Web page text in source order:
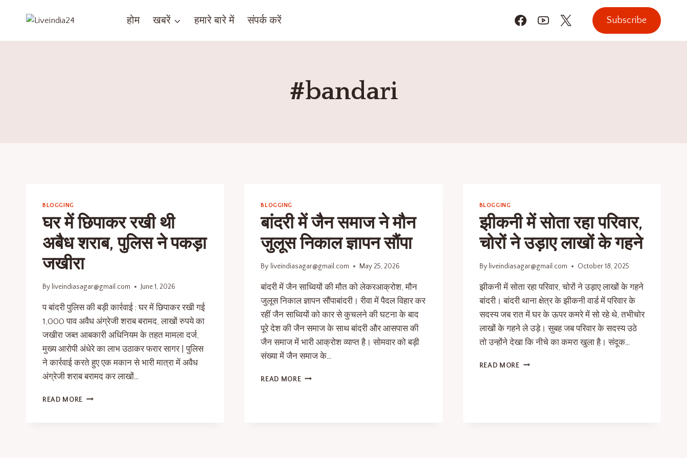
होम खबरें हमारे बारे में संपर्क करें Subscribe
#bandari
BLOGGING
घर में छिपाकर रखी थी
अबैध शराब, पुलिस ने पकड़ा
जखीरा
By liveindiasagar@gmail.com June 1, 2026
प बांदरी पुलिस की बड़ी कार्रवाई : घर में छिपाकर रखी गई
1,000 पाव अवैध अंग्रेजी शराब बरामद, लाखों रुपये का
जखीरा जब्त आबकारी अधिनियम के तहत मामला दर्ज,
मुख्य आरोपी अंधेरे का लाभ उठाकर फरार सागर | पुलिस
ने कार्रवाई करते हुए एक मकान से भारी मात्रा में अवैध
अंग्रेजी शराब बरामद कर लाखों…
READ MORE
BLOGGING
बांदरी में जैन समाज ने मौन
जुलूस निकाल ज्ञापन सौंपा
By liveindiasagar@gmail.com May 25, 2026
बांदरी में जैन साध्वियों की मौत को लेकरआक्रोश, मौन
जुलूस निकाल ज्ञापन सौंपाबांदरी। रीवा में पैदल विहार कर
रहीं जैन साध्वियों को कार से कुचलने की घटना के बाद
पूरे देश की जैन समाज के साथ बांदरी और आसपास की
जैन समाज में भारी आक्रोश व्याप्त है। सोमवार को बड़ी
संख्या में जैन समाज के…
READ MORE
BLOGGING
झीकनी में सोता रहा परिवार,
चोरों ने उड़ाए लाखों के गहने
By liveindiasagar@gmail.com October 18, 2025
झीकनी में सोता रहा परिवार, चोरों ने उड़ाए लाखों के गहने
बांदरी। बांदरी थाना क्षेत्र के झीकनी वार्ड में परिवार के
सदस्य जब रात में घर के ऊपर कमरे में सो रहे थे, तभीचोर
लाखों के गहने ले उड़े। सुबह जब परिवार के सदस्य उठे
तो उन्होंने देखा कि नीचे का कमरा खुला है। संदूक…
READ MORE